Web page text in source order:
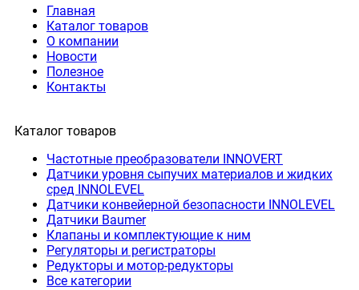
Главная
Каталог товаров
О компании
Новости
Полезное
Контакты
Каталог товаров
Частотные преобразователи INNOVERT
Датчики уровня сыпучих материалов и жидких
сред INNOLEVEL
Датчики конвейерной безопасности INNOLEVEL
Датчики Baumer
Клапаны и комплектующие к ним
Регуляторы и регистраторы
Редукторы и мотор-редукторы
Все категории